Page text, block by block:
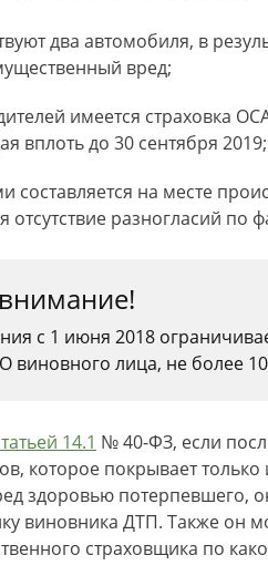
два автомобиля, в
вред;
имеется страховка
вплоть до 30 сентября 2019;
составляется на месте
отсутствие разногласий по
с 1 июня 2018
виновного лица, не более
14.1 № 40-ФЗ, если
которое покрывает
здоровью потерпевшего,
виновника ДТП. Также он
страховщика по